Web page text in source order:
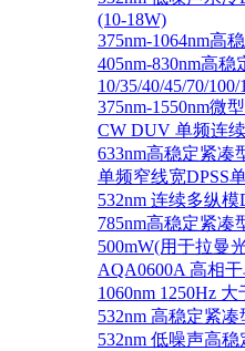
(10-18W)
375nm-1064nm高
405nm-830nm高
10/35/40/45/70/
375nm-1550nm微
CW DUV 单频连
633nm高稳定紧凑
单频窄线宽DPSS
532nm 连续多纵
785nm高稳定紧凑
500mW(用于拉曼
AQA0600A 高相
1060nm 1250Hz 大
532nm 高稳定紧
532nm 低噪声高